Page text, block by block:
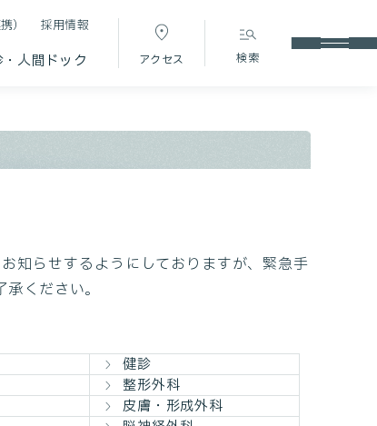
） 採用情報
人間ドック アクセス 検索
知らせするようにしておりますが、緊急手
ください。
健診
整形外科
皮膚・形成外科